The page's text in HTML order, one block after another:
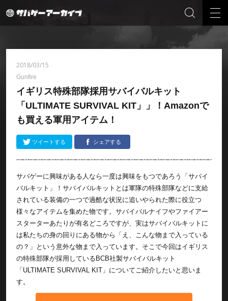
2018/03/15
Gunfire
イギリス特殊部隊採用サバイバルキット
「ULTIMATE SURVIVAL KIT」」！Amazonで
も買える軍用アイテム！
ツイートする シェアする
サバゲーに興味がある人なら一度は興味をもつであろう「サバイ
バルキット」！サバイバルキットとは軍隊の特殊部隊などに支給
されている装備の一つで過酷な状況に追いやられた際に役立つ
様々なアイテムを集めた物です。サバイバルナイフやファイアー
スターターあたりが有名どころですが、実はサバイバルキットに
は私たちの身の回りにある物から「え、こんな物まで入っている
の？」という意外な物まで入っています。そこで今回はイギリス
の特殊部隊が採用しているBCB社製サバイバルキット
「ULTIMATE SURVIVAL KIT」についてご紹介したいと思いま
す。